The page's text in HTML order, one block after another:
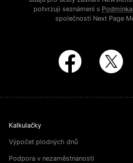
potvrzuji seznámení s
společností Next Page
Kalkulačky
Výpočet plodných dnů
Podpora v nezaměstnanosti